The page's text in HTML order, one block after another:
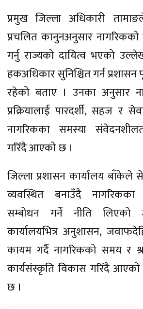
प्रमुख जिल्ला अधिकारी
प्रचलित कानुनअनुसार नागरिकको
गर्नु राज्यको दायित्व भएको
हकअधिकार सुनिश्चित गर्न प्रशासन
रहेको बताए । उनका अनुसार
प्रक्रियालाई पारदर्शी, सहज र
नागरिकका समस्या
गरिँदै आएको छ ।
जिल्ला प्रशासन कार्यालय बाँकेले
व्यवस्थित बनाउँदै
सम्बोधन गर्ने नीति
कार्यालयभित्र अनुशासन,
कायम गर्दै नागरिकको समय र
कार्यसंस्कृति विकास गरिँदै आएको
छ ।